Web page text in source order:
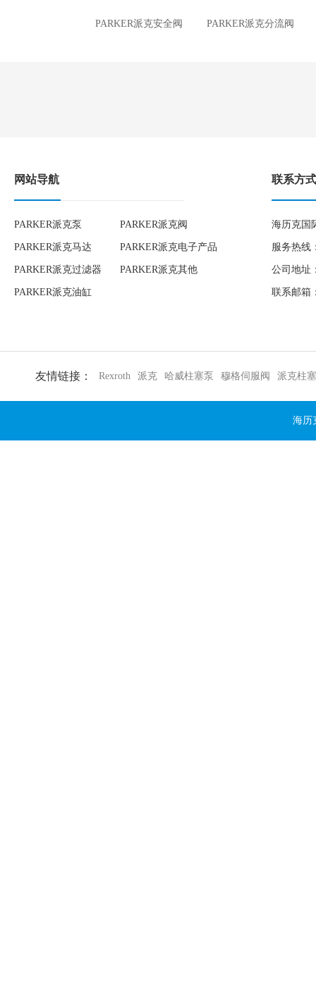
PARKER派克安全阀 PARKER派克分流阀
网站导航
PARKER派克泵 PARKER派克阀
PARKER派克马达 PARKER派克电子产品
PARKER派克过滤器 PARKER派克其他
PARKER派克油缸
联系方式
海历克国
服务热线
公司地址
联系邮箱
友情链接： Rexroth 派克 哈威柱塞泵 穆格伺服阀 派克柱
海历